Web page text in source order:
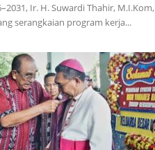
Ir. H. Suwardi Thahir, M.I.Kom,
serangkaian program kerja...